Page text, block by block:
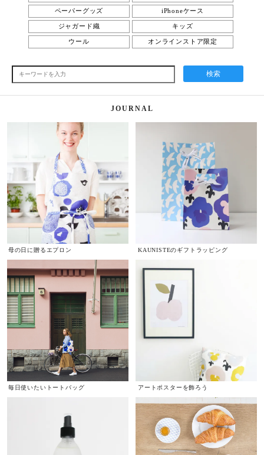
ペーパーグッズ iPhoneケース
ジャガード織 キッズ
ウール オンラインストア限定
検索
JOURNAL
母の日に贈るエプロン KAUNISTEのギフトラッピング
毎日使いたいトートバッグ アートポスターを飾ろう